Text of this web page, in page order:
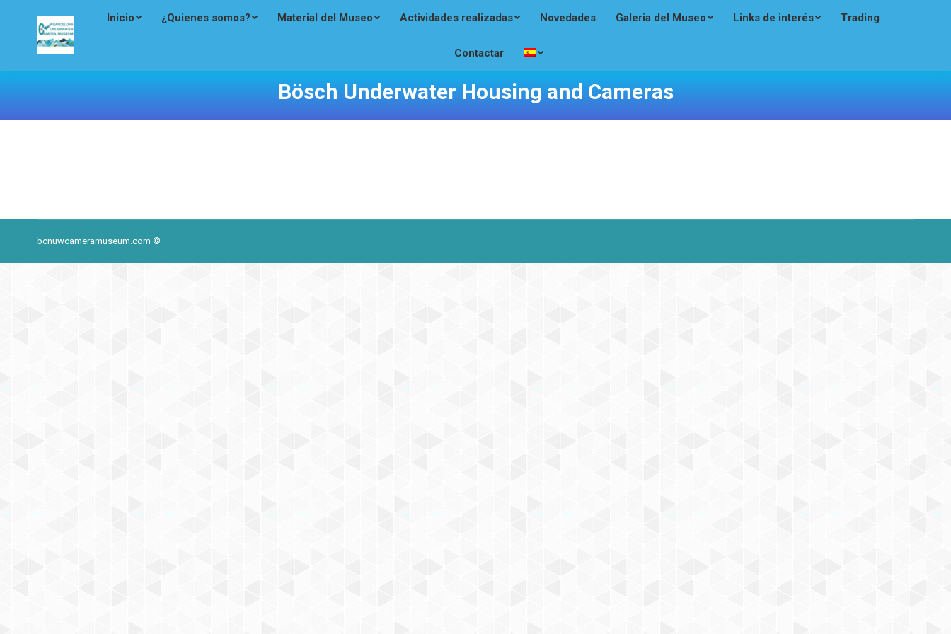
Inicio ¿Quienes somos? Material del Museo Actividades realizadas Novedades Galeria del Museo Links de interés Trading
Contactar
Bösch Underwater Housing and Cameras
bcnuwcameramuseum.com ©